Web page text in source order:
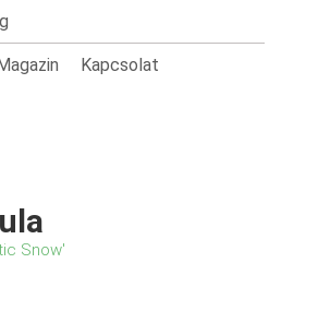
Kapcsolat
Snow'